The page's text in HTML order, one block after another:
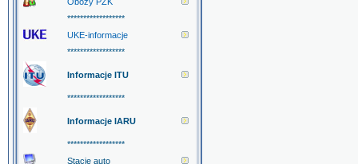
******************
UKE-informacje
******************
Informacje ITU
******************
Informacje IARU
******************
Stacje auto